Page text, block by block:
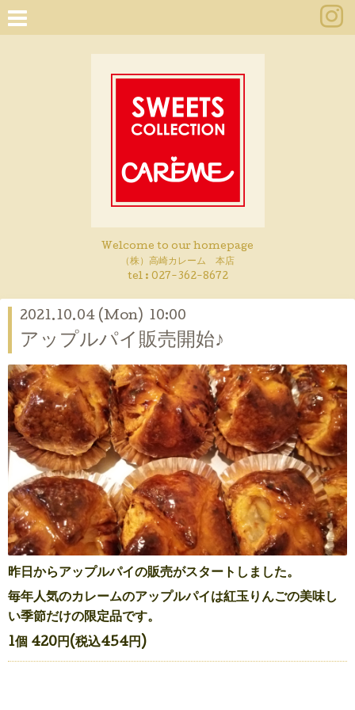
Welcome to our homepage
（株）高崎カレーム 本店
tel : 027-362-8672
2021.10.04 (Mon) 10:00
アップルパイ販売開始♪
昨日からアップルパイの販売がスタートしました。
毎年人気のカレームのアップルパイは紅玉りんごの美味し
い季節だけの限定品です。
1個 420円(税込454円)